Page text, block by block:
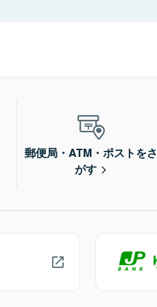
郵便局・ATM・ポストをさ
がす